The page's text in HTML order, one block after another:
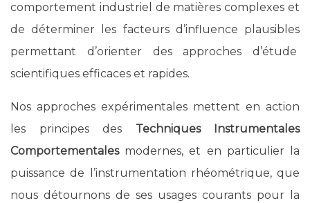
comportement industriel de matières complexes et
de déterminer les facteurs d’influence plausibles
permettant d’orienter des approches d’étude
scientifiques efficaces et rapides.
Nos approches expérimentales mettent en action
les principes des Techniques Instrumentales
Comportementalesmodernes, et en particulier la
puissance de l’instrumentation rhéométrique, que
nous détournons de ses usages courants pour la